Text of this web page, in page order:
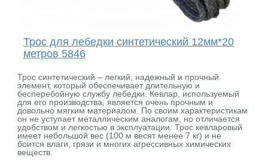
Трос для лебедки синтетический 12мм*20
метров 5846
Трос синтетический – легкий, надежный и прочный
элемент, который обеспечивает длительную и
бесперебойную службу лебедки. Кевлар, используемый
для его производства, является очень прочным и
довольно мягким материалом. По своим характеристикам
он не уступает металлическим аналогам, но отличается
удобством и легкостью в эксплуатации. Трос кевларовый
имеет небольшой вес (100 м весят менее 7 кг) и не
боится влаги, грязи и многих агрессивных химических
веществ.